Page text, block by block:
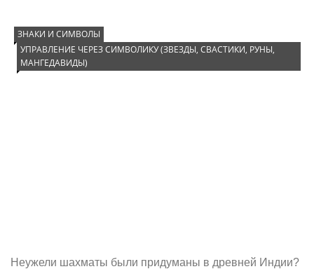
ЗНАКИ И СИМВОЛЫ
УПРАВЛЕНИЕ ЧЕРЕЗ СИМВОЛИКУ (ЗВЕЗДЫ, СВАСТИКИ, РУНЫ,
МАНГЕДАВИДЫ)
Неужели шахматы были придуманы в древней Индии?